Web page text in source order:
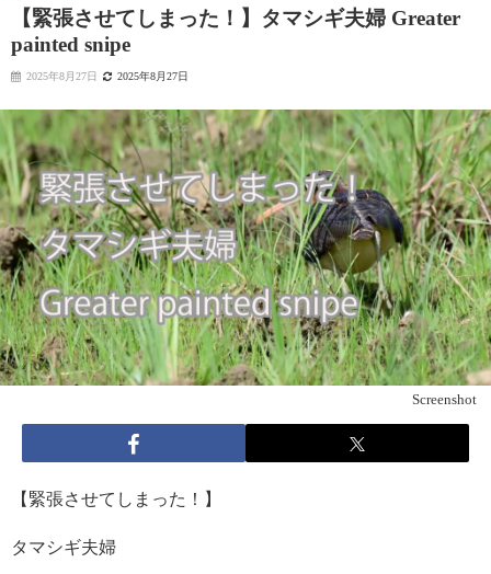
【緊張させてしまった！】タマシギ夫婦 Greater
painted snipe
2025年8月27日 2025年8月27日
Screenshot
【緊張させてしまった！】
タマシギ夫婦